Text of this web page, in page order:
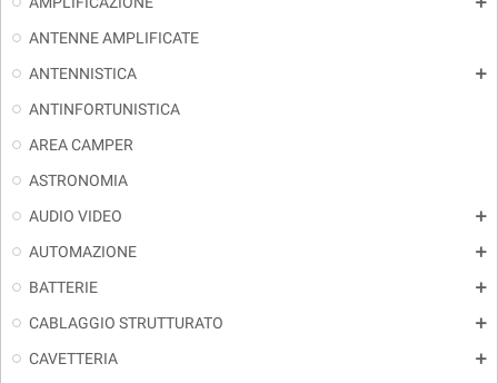
ANTENNE AMPLIFICATE
ANTENNISTICA
add
ANTINFORTUNISTICA
AREA CAMPER
ASTRONOMIA
AUDIO VIDEO
add
AUTOMAZIONE add
BATTERIE add
CABLAGGIO STRUTTURATO add
CAVETTERIA add